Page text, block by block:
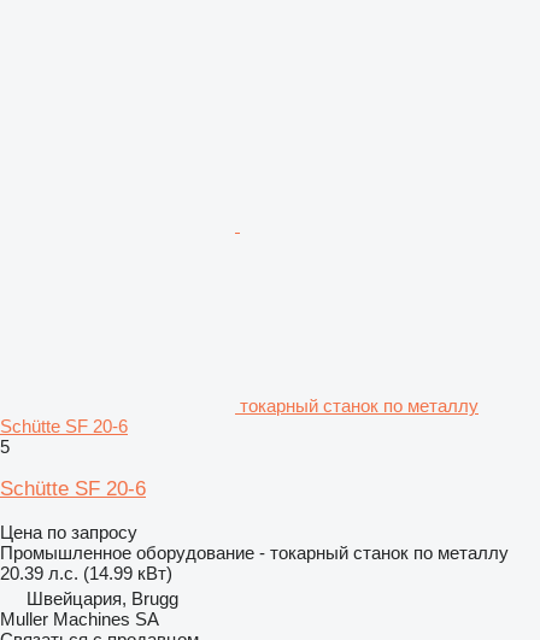
токарный станок по металлу
Schütte SF 20-6
5
Schütte SF 20-6
Цена по запросу
Промышленное оборудование - токарный станок по металлу
20.39 л.с. (14.99 кВт)
Швейцария, Brugg
Muller Machines SA